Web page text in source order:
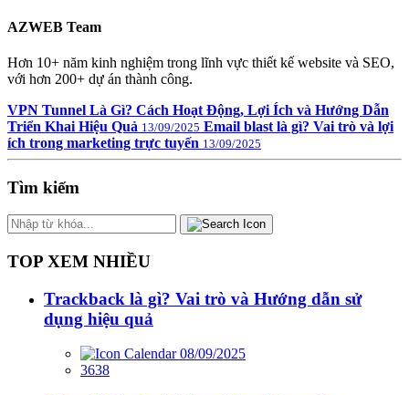
AZWEB Team
Hơn 10+ năm kinh nghiệm trong lĩnh vực thiết kế website và SEO,
với hơn 200+ dự án thành công.
VPN Tunnel Là Gì? Cách Hoạt Động, Lợi Ích và Hướng Dẫn
Triển Khai Hiệu Quả 13/09/2025 Email blast là gì? Vai trò và lợi
ích trong marketing trực tuyến 13/09/2025
Tìm kiếm
TOP XEM NHIỀU
Trackback là gì? Vai trò và Hướng dẫn sử
dụng hiệu quả
08/09/2025
3638